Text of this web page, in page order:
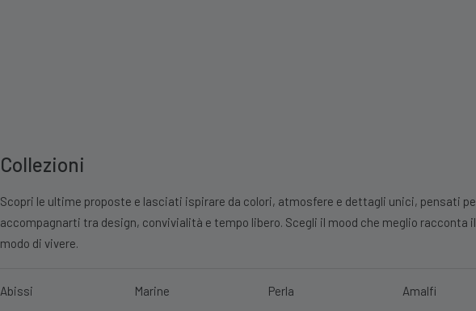
Collezioni
Scopri le ultime proposte e lasciati ispirare da colori, atmosfere e dettagli unici, pensati
accompagnarti tra design, convivialità e tempo libero. Scegli il mood che meglio racconta
modo di vivere.
Abissi
Marine
Perla
Amalfi